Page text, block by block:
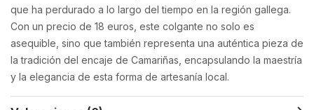
que ha perdurado a lo largo del tiempo en la región gallega.
Con un precio de 18 euros, este colgante no solo es
asequible, sino que también representa una auténtica pieza de
la tradición del encaje de Camariñas, encapsulando la maestría
y la elegancia de esta forma de artesanía local.